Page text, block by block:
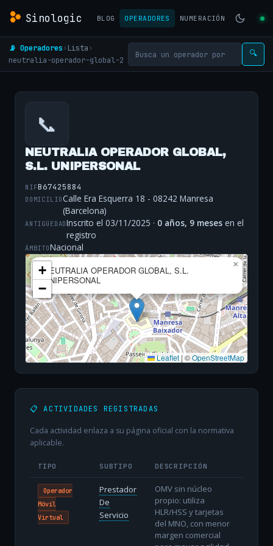
Sinologic BLOG OPERADORES NUMERACIÓN
📡 Operadores› Lista›
neutralia-operador-global-2
🔍
📞
NEUTRALIA OPERADOR GLOBAL,
S.L. UNIPERSONAL
NIFB67425884
DOMICILIOCalle Era Esquerra 18 - 08242 Manresa
(Barcelona)
ANTIGÜEDADInscrito el 03/11/2025 · 0 años, 9 meses en el
registro
ÁMBITONacional
NEUTRALIA OPERADOR GLOBAL, S.L.
UNIPERSONAL
×
+
−
Leaflet | ©OpenStreetMap
📋 ACTIVIDADES REGISTRADAS
Cada actividad enlaza a su página oficial con la normativa
aplicable.
TIPO SUBTIPO DESCRIPCIÓN
Operador
Móvil
Virtual
Prestador
De
Servicio
OMV sin núcleo
propio: utiliza
HLR/HSS y tarjetas
del MNO, con menor
margen comercial